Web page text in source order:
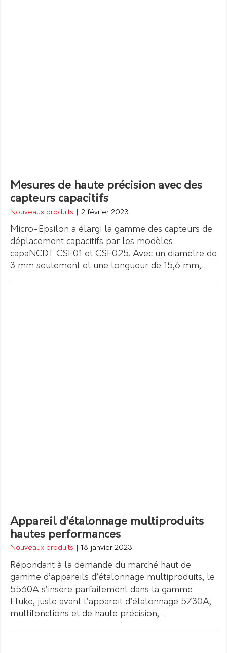
Mesures de haute précision avec des
capteurs capacitifs
Nouveaux produits 2 février 2023
Micro-Epsilon a élargi la gamme des capteurs de
déplacement capacitifs par les modèles
capaNCDT CSE01 et CSE025. Avec un diamètre de
3 mm seulement et une longueur de 15,6 mm,…
Appareil d’étalonnage multiproduits
hautes performances
Nouveaux produits 18 janvier 2023
Répondant à la demande du marché haut de
gamme d’appareils d’étalonnage multiproduits, le
5560A s’insère parfaitement dans la gamme
Fluke, juste avant l’appareil d’étalonnage 5730A,
multifonctions et de haute précision,…